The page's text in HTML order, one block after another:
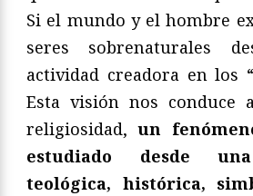
Si el mundo y el hombre
seres sobrenaturales
actividad creadora en los
Esta visión nos conduce
religiosidad,un
estudiado desde
teológica, histórica,